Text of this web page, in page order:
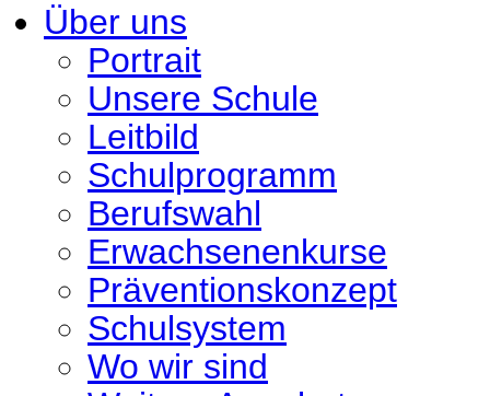
Über uns
Portrait
Unsere Schule
Leitbild
Schulprogramm
Berufswahl
Erwachsenenkurse
Präventionskonzept
Schulsystem
Wo wir sind